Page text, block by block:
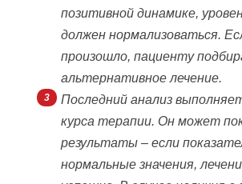
позитивной динамике,
должен нормализоваться.
произошло, пациенту
альтернативное лечение.
Последний анализ
курса терапии. Он может
результаты – если
нормальные значения,